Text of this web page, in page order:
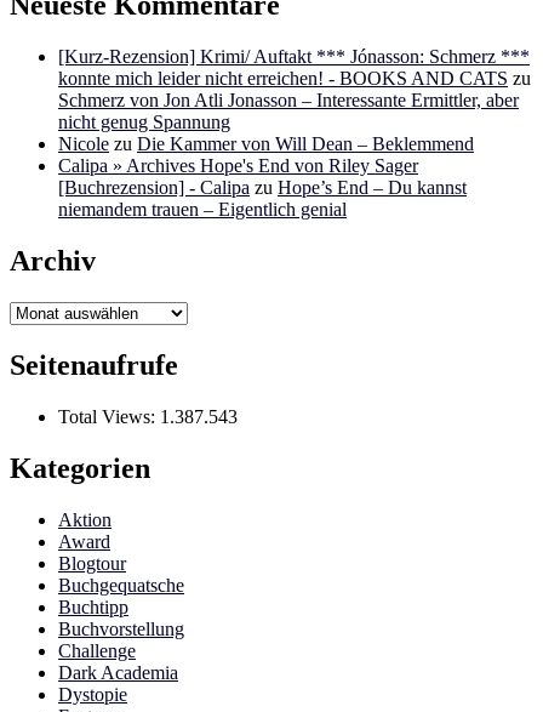
[Kurz-Rezension] Krimi/ Auftakt *** Jónasson: Schmerz ***
konnte mich leider nicht erreichen! - BOOKS AND CATS zu
Schmerz von Jon Atli Jonasson – Interessante Ermittler, aber
nicht genug Spannung
Nicole zu Die Kammer von Will Dean – Beklemmend
Calipa » Archives Hope's End von Riley Sager
[Buchrezension] - Calipa zu Hope’s End – Du kannst
niemandem trauen – Eigentlich genial
Archiv
Archiv
Seitenaufrufe
Total Views: 1.387.543
Kategorien
Aktion
Award
Blogtour
Buchgequatsche
Buchtipp
Buchvorstellung
Challenge
Dark Academia
Dystopie